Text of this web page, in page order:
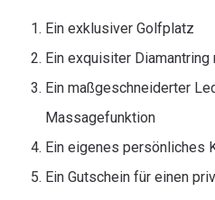
Ein exklusiver Golfplatz
Ein exquisiter
Ein maßgeschneiderter
Massagefunktion
Ein eigenes persönliches
Ein Gutschein für einen